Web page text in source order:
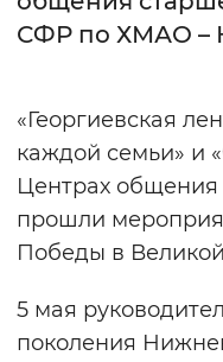
Монохромный
СФР по ХМАО –
«Георгиевская
каждой семьи» и
Центрах
прошли
Победы в
5 мая
поколения